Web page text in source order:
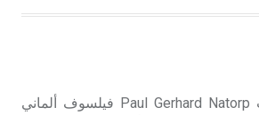
الإنكليزية أب
ناتورب (باول ـ) (1854 ـ 1924) باول غرهارد ناتورب Paul Gerhard Natorp فيلسوف ألماني